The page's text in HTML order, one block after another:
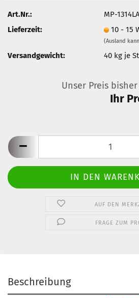
Art.Nr.:
MP-
Lieferzeit:
10 - 15
(Ausland
Versandgewicht: 40 kg je
Unser Preis bisher
Ihr
AUF DEN
FRAGE ZUM
Beschreibung